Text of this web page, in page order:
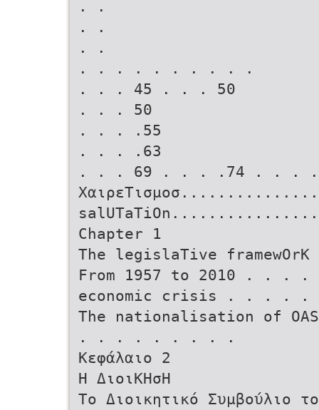
. .
. .
. .
. . . . . . . . . .
. . . 45 . . . 50
. . . 50
. . . .55
. . . .63
. . . 69 . . . .74 . . .
Chapter 1
The legislaTive framewOrK
From 1957 to 2010 . .
economic crisis . . .
The nationalisation of
. . . . . . . . .
Κεφάλαιο 2
Η ΔιοιΚΗσΗ
Το Διοικητικό Συμβούλιο